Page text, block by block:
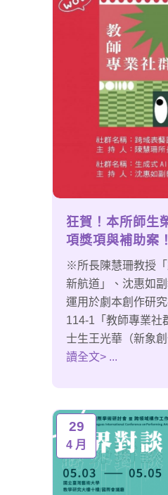
狂賀！本所師生
項獎項與補助案！
※所長陳慧珊教授「
新航道」、沈惠如
運用於劇本創作研
114-1「教師專業
士生王光華（新象
讀全文> ...
29
4 月